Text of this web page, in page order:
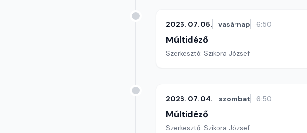
2026. 07. 05. vasárnap 6:50
Múltidéző
Szerkesztő: Szikora József
2026. 07. 04. szombat 6:50
Múltidéző
Szerkesztő: Szikora József